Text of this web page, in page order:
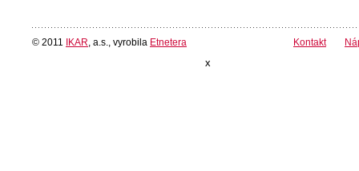
© 2011 IKAR , a.s., vyrobila Etnetera Kontakt
x